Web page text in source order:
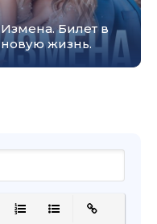
Измена. Билет в
новую жизнь.